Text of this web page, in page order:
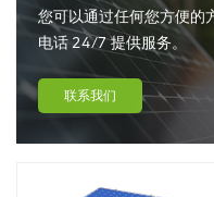
您可以通过任何您方便的
电话 24/7 提供服务。
联系我们